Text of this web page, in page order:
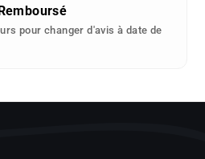
pour changer d'avis à date de